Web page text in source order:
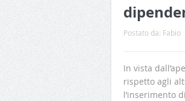
Postato da: Fabio
In vista
rispetto agli
l’inserimento